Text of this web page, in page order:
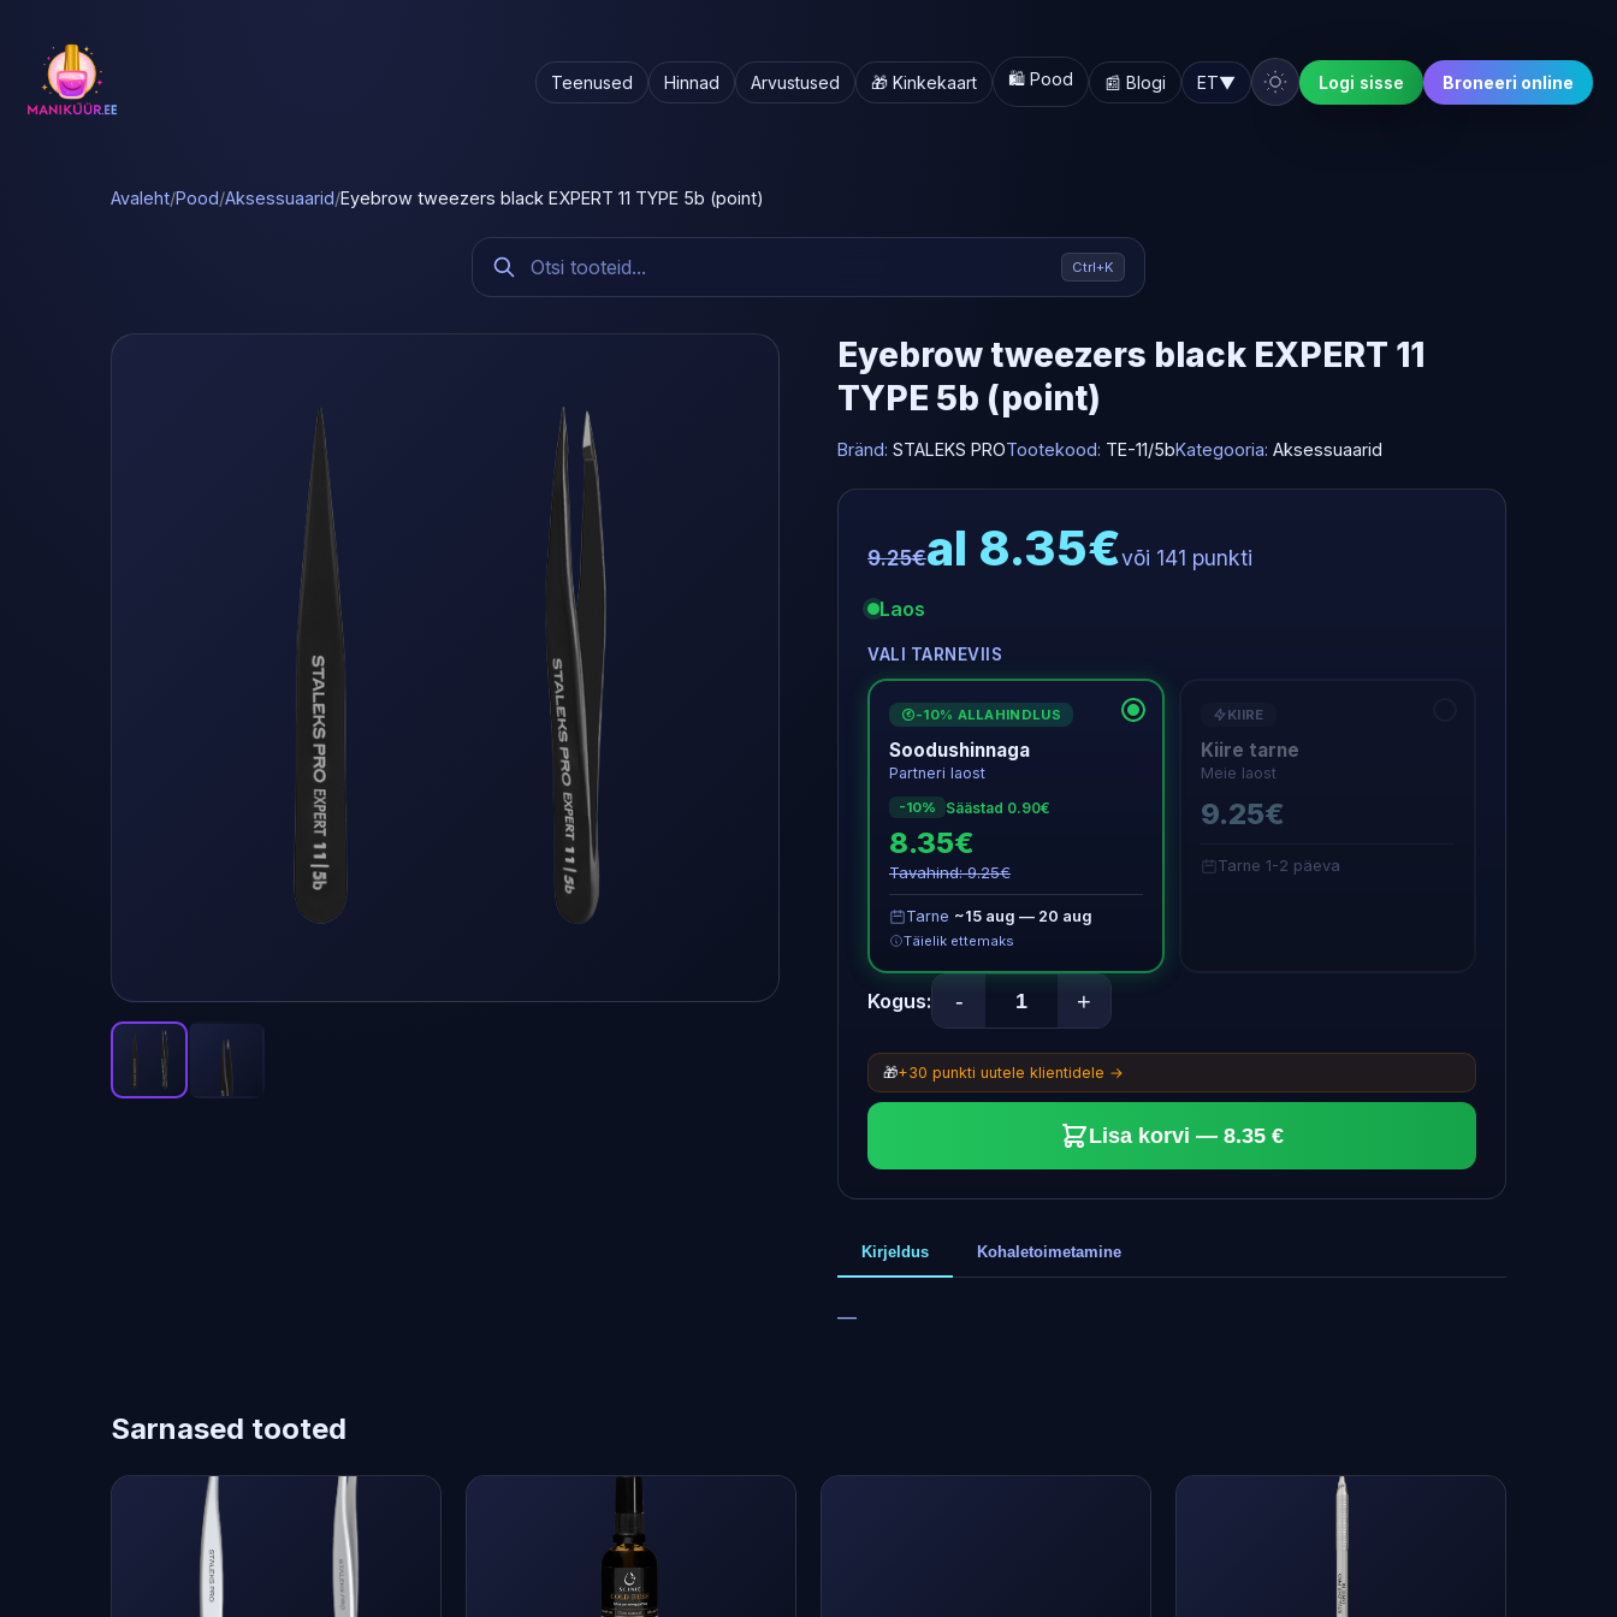
Teenused Hinnad Arvustused 🎁 Kinkekaart 🛍️ Pood 📰 Blogi ET▼ Logi sisse Broneeri online
Avaleht/Pood/Aksessuaarid/Eyebrow tweezers black EXPERT 11 TYPE 5b (point)
Ctrl+K
Eyebrow tweezers black EXPERT 11
TYPE 5b (point)
Bränd: STALEKS PROTootekood: TE-11/5bKategooria: Aksessuaarid
9.25€al 8.35€või 141 punkti
Laos
VALI TARNEVIIS
€ -10% ALLAHINDLUS
Soodushinnaga
Partneri laost
-10% Säästad 0.90€
8.35€
Tavahind: 9.25€
Tarne ~15 aug — 20 aug
Täielik ettemaks
KIIRE
Kiire tarne
Meie laost
9.25€
Tarne 1-2 päeva
Kogus: - +
🎁+30 punkti uutele klientidele →
Lisa korvi — 8.35 €
Kirjeldus Kohaletoimetamine
—
Sarnased tooted